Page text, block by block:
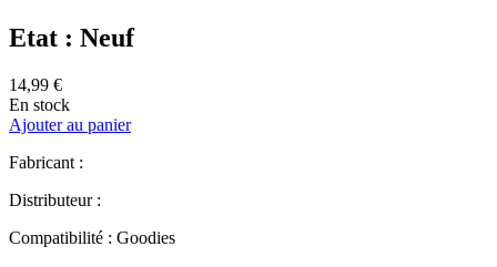
Etat : Neuf
14,99 €
En stock
Ajouter au panier
Fabricant :
Distributeur :
Compatibilité : Goodies